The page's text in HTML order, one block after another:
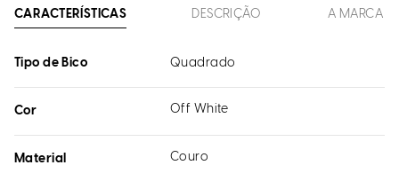
CARACTERÍSTICAS DESCRIÇÃO A MARCA
Tipo de Bico Quadrado
Cor Off White
Material Couro